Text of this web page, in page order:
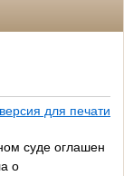
версия для печати
суде оглашен
о